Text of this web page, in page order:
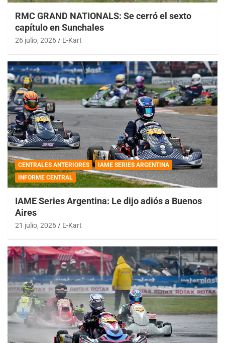
RMC GRAND NATIONALS: Se cerró el sexto
capítulo en Sunchales
26 julio, 2026 E-Kart
CENTRALES ANTERIORES
IAME SERIES ARGENTINA
INFORME CENTRAL
IAME Series Argentina: Le dijo adiós a Buenos
Aires
21 julio, 2026 E-Kart